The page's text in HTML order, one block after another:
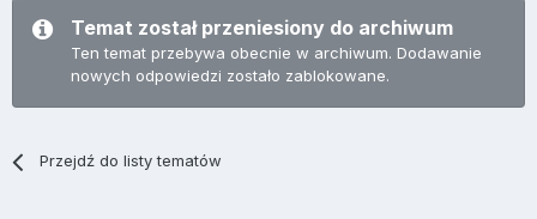
Temat został przeniesiony do archiwum
Ten temat przebywa obecnie w archiwum. Dodawanie
nowych odpowiedzi zostało zablokowane.
Przejdź do listy tematów